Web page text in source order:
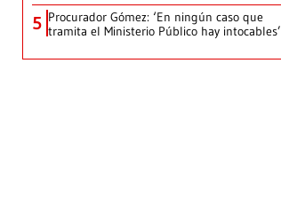
5 Procurador Gómez: ‘En ningún caso que
tramita el Ministerio Público hay intocables’